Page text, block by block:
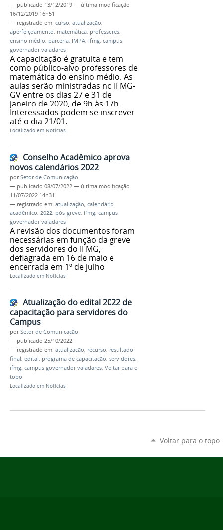
— publicado 13/12/2019 — última modificação
16/12/2019 16h51
— registrado em: curso, atualização,
aperfeiçoamento, matemática, professores,
ensino médio, parceria, IMPA, ifmg, campus
governador valadares
A capacitação é gratuita e tem
como público-alvo professores de
matemática do ensino médio. As
aulas serão ministradas no IFMG-
GV entre os dias 27 e 31 de
janeiro de 2020, de 9h às 17h.
Interessados podem se inscrever
até o dia 21/01.
Localizado em Notícias
Conselho Acadêmico aprova
novos calendários 2022
porSetor de Comunicação
— publicado 08/07/2022 — última modificação
11/07/2022 14h31
— registrado em: atualização, calendário
acadêmico, 2022, pós-greve, ifmg, campus
governador valadares
A revisão dos documentos foram
necessárias em função da greve
dos servidores do IFMG,
deflagrada em 16 de maio e
encerrada em 1º de julho
Localizado em Notícias
Atualização do edital 2022 de
capacitação para servidores do
Campus
porSetor de Comunicação
— publicado 25/10/2022
— registrado em: atualização, recurso, resultado
final, edital, programa de capacitação, servidores,
ifmg, campus governador valadares, Voltar para o
topo
Localizado em Notícias
Voltar para o topo